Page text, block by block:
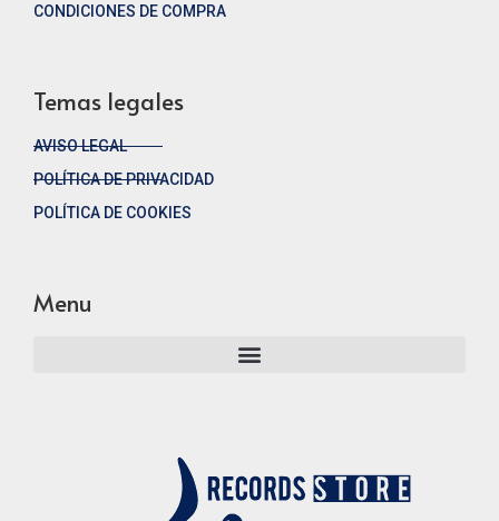
CONDICIONES DE COMPRA
Temas legales
AVISO LEGAL
POLÍTICA DE PRIVACIDAD
POLÍTICA DE COOKIES
Menu